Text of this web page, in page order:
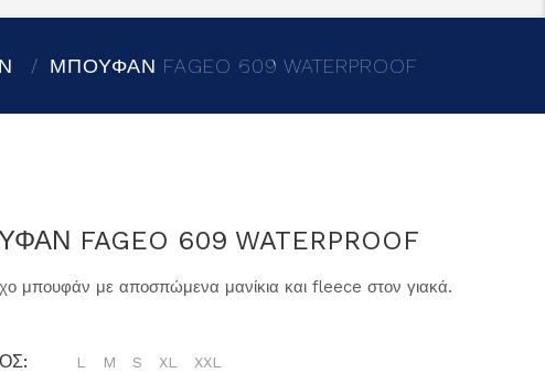
ΜΠΟΥΦΑΝ FAGEO 609 WATERPROOF
FAGEO 609 WATERPROOF
μπουφάν με αποσπώμενα μανίκια και fleece στον γιακά.
L M S XL XXL